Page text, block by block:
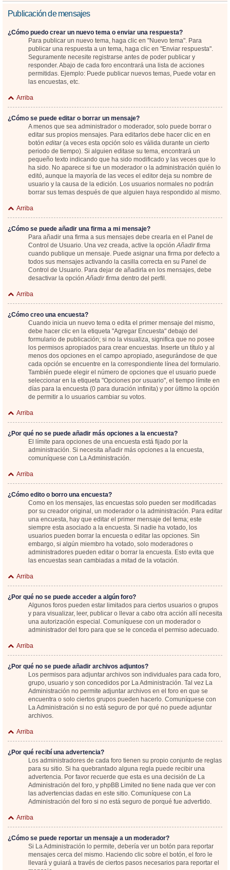
Publicación de mensajes
¿Cómo puedo crear un nuevo tema o enviar una respuesta?
Para publicar un nuevo tema, haga clic en "Nuevo tema". Para
publicar una respuesta a un tema, haga clic en "Enviar respuesta".
Seguramente necesite registrarse antes de poder publicar y
responder. Abajo de cada foro encontrará una lista de acciones
permitidas. Ejemplo: Puede publicar nuevos temas, Puede votar en
las encuestas, etc.
Arriba
¿Cómo se puede editar o borrar un mensaje?
A menos que sea administrador o moderador, solo puede borrar o
editar sus propios mensajes. Para editarlos debe hacer clic en en
botón editar(a veces esta opción solo es válida durante un cierto
periodo de tiempo). Si alguien editase su tema, encontrará un
pequeño texto indicando que ha sido modificado y las veces que lo
ha sido. No aparece si fue un moderador o la administración quién lo
editó, aunque la mayoría de las veces el editor deja su nombre de
usuario y la causa de la edición. Los usuarios normales no podrán
borrar sus temas después de que alguien haya respondido al mismo.
Arriba
¿Cómo se puede añadir una firma a mi mensaje?
Para añadir una firma a sus mensajes debe crearla en el Panel de
Control de Usuario. Una vez creada, active la opciónAñadir firma
cuando publique un mensaje. Puede asignar una firma por defecto a
todos sus mensajes activando la casilla correcta en su Panel de
Control de Usuario. Para dejar de añadirla en los mensajes, debe
desactivar la opciónAñadir firma dentro del perfil.
Arriba
¿Cómo creo una encuesta?
Cuando inicia un nuevo tema o edita el primer mensaje del mismo,
debe hacer clic en la etiqueta "Agregar Encuesta" debajo del
formulario de publicación; si no la visualiza, significa que no posee
los permisos apropiados para crear encuestas. Inserte un título y al
menos dos opciones en el campo apropiado, asegurándose de que
cada opción se encuentre en la correspondiente línea del formulario.
También puede elegir el número de opciones que el usuario puede
seleccionar en la etiqueta "Opciones por usuario", el tiempo límite en
días para la encuesta (0 para duración infinita) y por último la opción
de permitir a lo usuarios cambiar su votos.
Arriba
¿Por qué no se puede añadir más opciones a la encuesta?
El límite para opciones de una encuesta está fijado por la
administración. Si necesita añadir más opciones a la encuesta,
comuníquese con La Administración.
Arriba
¿Cómo edito o borro una encuesta?
Como en los mensajes, las encuestas solo pueden ser modificadas
por su creador original, un moderador o la administración. Para editar
una encuesta, hay que editar el primer mensaje del tema; este
siempre esta asociado a la encuesta. Si nadie ha votado, los
usuarios pueden borrar la encuesta o editar las opciones. Sin
embargo, si algún miembro ha votado, solo moderadores o
administradores pueden editar o borrar la encuesta. Esto evita que
las encuestas sean cambiadas a mitad de la votación.
Arriba
¿Por qué no se puede acceder a algún foro?
Algunos foros pueden estar limitados para ciertos usuarios o grupos
y para visualizar, leer, publicar o llevar a cabo otra acción allí necesita
una autorización especial. Comuníquese con un moderador o
administrador del foro para que se le conceda el permiso adecuado.
Arriba
¿Por qué no se puede añadir archivos adjuntos?
Los permisos para adjuntar archivos son individuales para cada foro,
grupo, usuario y son concedidos por La Administración. Tal vez La
Administración no permite adjuntar archivos en el foro en que se
encuentra o solo ciertos grupos pueden hacerlo. Comuníquese con
La Administración si no está seguro de por qué no puede adjuntar
archivos.
Arriba
¿Por qué recibí una advertencia?
Los administradores de cada foro tienen su propio conjunto de reglas
para su sitio. Si ha quebrantado alguna regla puede recibir una
advertencia. Por favor recuerde que esta es una decisión de La
Administración del foro, y phpBB Limited no tiene nada que ver con
las advertencias dadas en este sitio. Comuníquese con La
Administración del foro si no está seguro de porqué fue advertido.
Arriba
¿Cómo se puede reportar un mensaje a un moderador?
Si La Administración lo permite, debería ver un botón para reportar
mensajes cerca del mismo. Haciendo clic sobre el botón, el foro le
llevará y guiará a través de ciertos pasos necesarios para reportar el